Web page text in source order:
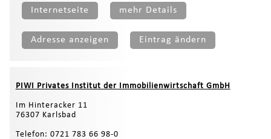
Internetseite mehr Details
Adresse anzeigen Eintrag ändern
PIWI Privates Institut der Immobilienwirtschaft GmbH
Im Hinteracker 11
76307 Karlsbad
Telefon: 0721 783 66 98-0